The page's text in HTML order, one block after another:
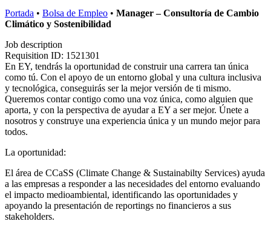
Portada • Bolsa de Empleo • Manager – Consultoría de Cambio
Climático y Sostenibilidad
Job description
Requisition ID: 1521301
En EY, tendrás la oportunidad de construir una carrera tan única
como tú. Con el apoyo de un entorno global y una cultura inclusiva
y tecnológica, conseguirás ser la mejor versión de ti mismo.
Queremos contar contigo como una voz única, como alguien que
aporta, y con la perspectiva de ayudar a EY a ser mejor. Únete a
nosotros y construye una experiencia única y un mundo mejor para
todos.
La oportunidad:
El área de CCaSS (Climate Change & Sustainabilty Services) ayuda
a las empresas a responder a las necesidades del entorno evaluando
el impacto medioambiental, identificando las oportunidades y
apoyando la presentación de reportings no financieros a sus
stakeholders.